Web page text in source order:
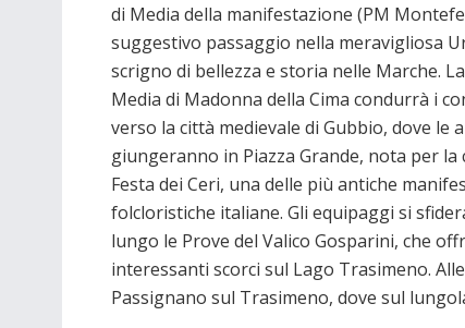
di Media della manifestazione (PM
suggestivo passaggio nella meravigliosa
scrigno di bellezza e storia nelle Marche.
Media di Madonna della Cima condurrà i
verso la città medievale di Gubbio, dove le
giungeranno in Piazza Grande, nota per la
Festa dei Ceri, una delle più antiche
folcloristiche italiane. Gli equipaggi si
lungo le Prove del Valico Gosparini, che
interessanti scorci sul Lago Trasimeno.
Passignano sul Trasimeno, dove sul